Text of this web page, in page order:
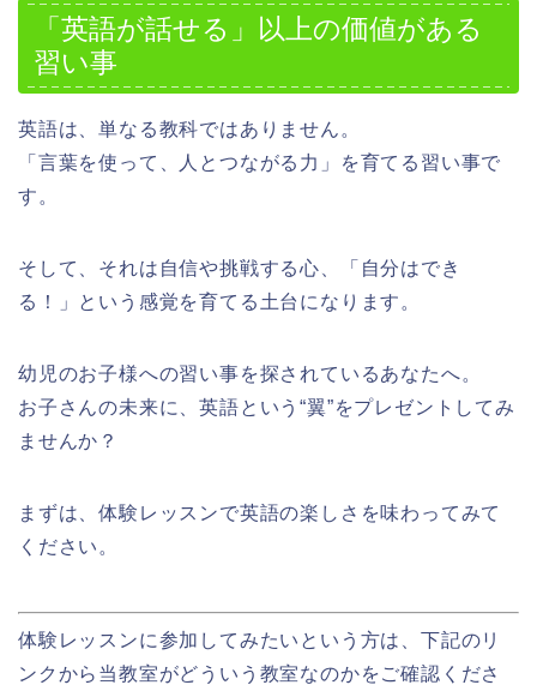
「英語が話せる」以上の価値がある
習い事
英語は、単なる教科ではありません。
「言葉を使って、人とつながる力」を育てる習い事で
す。
そして、それは自信や挑戦する心、「自分はでき
る！」という感覚を育てる土台になります。
幼児のお子様への習い事を探されているあなたへ。
お子さんの未来に、英語という“翼”をプレゼントしてみ
ませんか？
まずは、体験レッスンで英語の楽しさを味わってみて
ください。
体験レッスンに参加してみたいという方は、下記のリ
ンクから当教室がどういう教室なのかをご確認くださ